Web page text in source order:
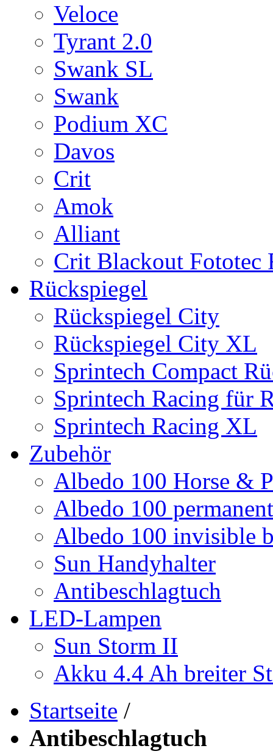
Veloce
Tyrant 2.0
Swank SL
Swank
Podium XC
Davos
Crit
Amok
Alliant
Crit Blackout Fototec
Rückspiegel
Rückspiegel City
Rückspiegel City XL
Sprintech Compact
Sprintech Racing für
Sprintech Racing XL
Zubehör
Albedo 100 Horse &
Albedo 100
Albedo 100 invisible
Sun Handyhalter
Antibeschlagtuch
LED-Lampen
Sun Storm II
Akku 4.4 Ah breiter
Startseite /
Antibeschlagtuch